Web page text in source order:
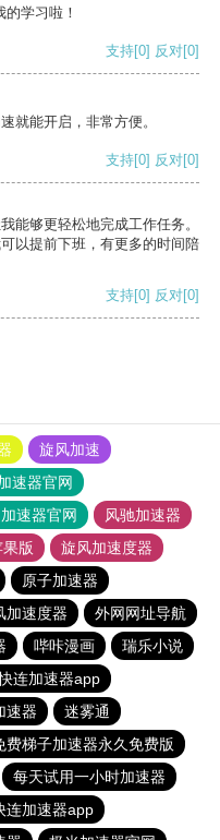
学习啦！
支持[0] 反对[0]
就能开启，非常方便。
支持[0] 反对[0]
能够更轻松地完成工作任务。
以提前下班，有更多的时间陪
支持[0] 反对[0]
旋风加速
速器官网
速器官网
风驰加速器
版
旋风加速度器
原子加速器
加速度器
外网网址导航
哔咔漫画
瑞乐小说
连加速器app
速器
迷雾通
费梯子加速器永久免费版
每天试用一小时加速器
连加速器app